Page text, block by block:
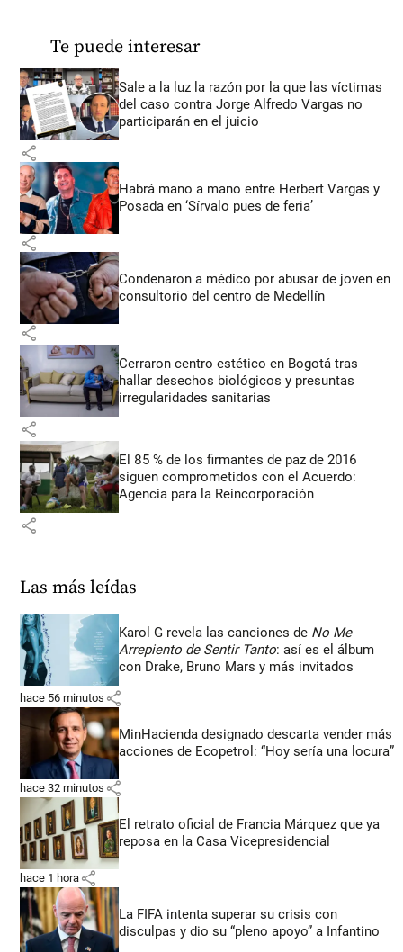
Te puede interesar
Sale a la luz la razón por la que las víctimas
del caso contra Jorge Alfredo Vargas no
participarán en el juicio
share
Habrá mano a mano entre Herbert Vargas y
Posada en ‘Sírvalo pues de feria’
share
Condenaron a médico por abusar de joven en
consultorio del centro de Medellín
share
Cerraron centro estético en Bogotá tras
hallar desechos biológicos y presuntas
irregularidades sanitarias
share
El 85 % de los firmantes de paz de 2016
siguen comprometidos con el Acuerdo:
Agencia para la Reincorporación
share
Las más leídas
Karol G revela las canciones de No Me
Arrepiento de Sentir Tanto: así es el álbum
con Drake, Bruno Mars y más invitados
hace 56 minutos share
MinHacienda designado descarta vender más
acciones de Ecopetrol: “Hoy sería una locura”
hace 32 minutos share
El retrato oficial de Francia Márquez que ya
reposa en la Casa Vicepresidencial
hace 1 hora share
La FIFA intenta superar su crisis con
disculpas y dio su “pleno apoyo” a Infantino